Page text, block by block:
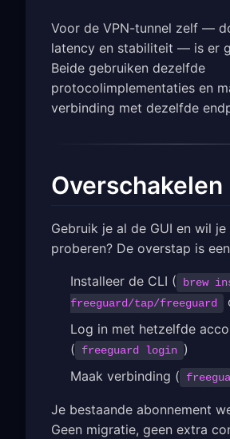
Voor de VPN-tunnel zelf —
latency en stabiliteit — is er
Beide gebruiken dezelfde
protocolimplementaties en
verbinding met dezelfde
Overschakelen
Gebruik je al de GUI en wil je
proberen? De overstap is
Installeer de CLI (
brew
freeguard/tap/freeguard
Log in met hetzelfde
(
freeguard login )
Maak verbinding (
Je bestaande abonnement
Geen migratie, geen extra